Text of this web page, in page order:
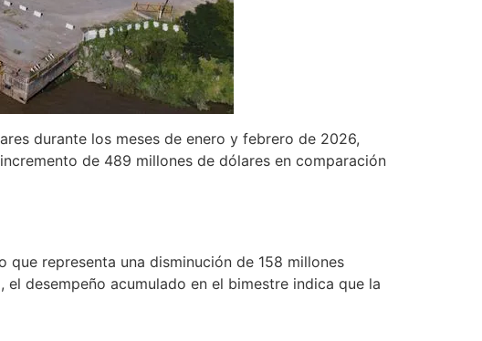
durante los meses de enero y febrero de 2026,
de 489 millones de dólares en comparación
representa una disminución de 158 millones
desempeño acumulado en el bimestre indica que la